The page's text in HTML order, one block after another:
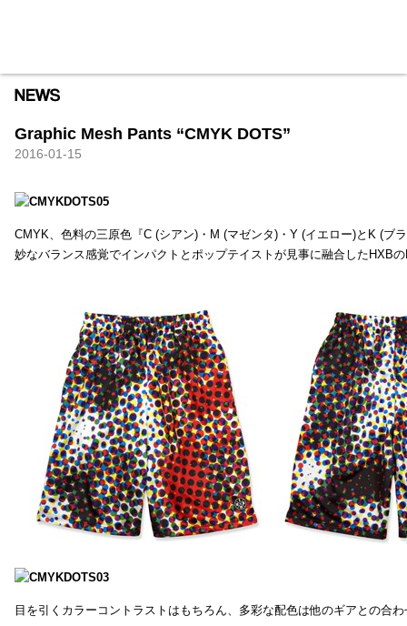
Graphic Mesh Pants “CMYK DOTS”
2016-01-15
CMYK、色料の三原色『C (シアン)・M (マゼンタ)・Y (イエロー)とK (ブ
妙なバランス感覚でインパクトとポップテイストが見事に融合したHXB
目を引くカラーコントラストはもちろん、多彩な配色は他のギアとの合